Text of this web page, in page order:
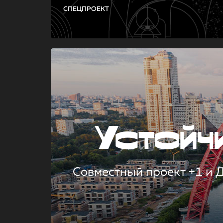
СПЕЦПРОЕКТ
Совместный проект +1 и